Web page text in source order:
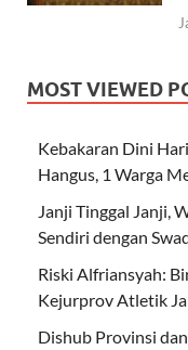
MOST VIEWED
Kebakaran Dini
Hangus, 1 Warga
Janji Tinggal Janji,
Sendiri dengan
Riski Alfriansyah:
Kejurprov Atletik
Dishub Provinsi